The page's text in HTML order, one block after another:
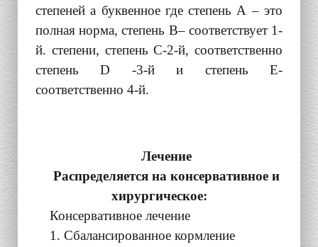
степеней а буквенное где степень А – это
полная норма, степень B– соответствует 1-
й. степени, степень С-2-й, соответственно
степеньD -3-й и степень Е-
соответственно 4-й.
Лечение
Распределяется на консервативное и
хирургическое:
Консервативное лечение
1. Сбалансированное кормление